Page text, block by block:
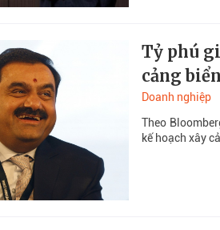
Tỷ phú
cảng
Doanh nghiệp
Theo
kế hoạch xây